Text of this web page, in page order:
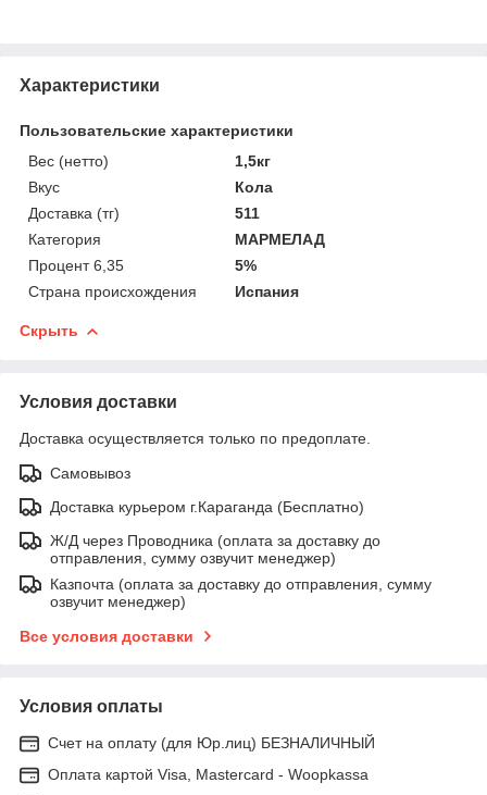
Характеристики
Пользовательские характеристики
Вес (нетто)
1,5кг
Вкус
Кола
Доставка (тг)
511
Категория
МАРМЕЛАД
Процент 6,35
5%
Страна происхождения
Испания
Скрыть
Условия доставки
Доставка осуществляется только по предоплате.
Самовывоз
Доставка курьером г.Караганда (Бесплатно)
Ж/Д через Проводника (оплата за доставку до
отправления, сумму озвучит менеджер)
Казпочта (оплата за доставку до отправления, сумму
озвучит менеджер)
Все условия доставки
Условия оплаты
Счет на оплату (для Юр.лиц) БЕЗНАЛИЧНЫЙ
Оплата картой Visa, Mastercard - Woopkassa